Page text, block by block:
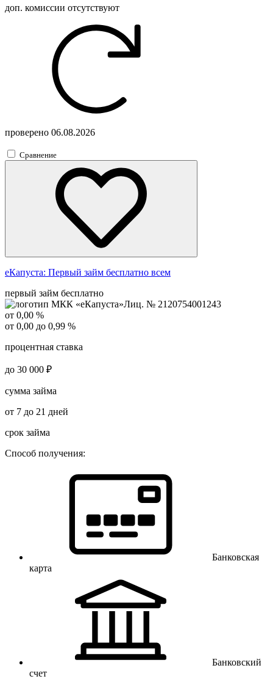
доп. комиссии отсутствуют
проверено 06.08.2026
Сравнение
еКапуста: Первый займ бесплатно всем
первый займ бесплатно
Лиц. № 2120754001243
от 0,00 %
от 0,00 до 0,99 %
процентная ставка
до 30 000 ₽
сумма займа
от 7 до 21 дней
срок займа
Способ получения:
Банковская
карта
Банковский
счет